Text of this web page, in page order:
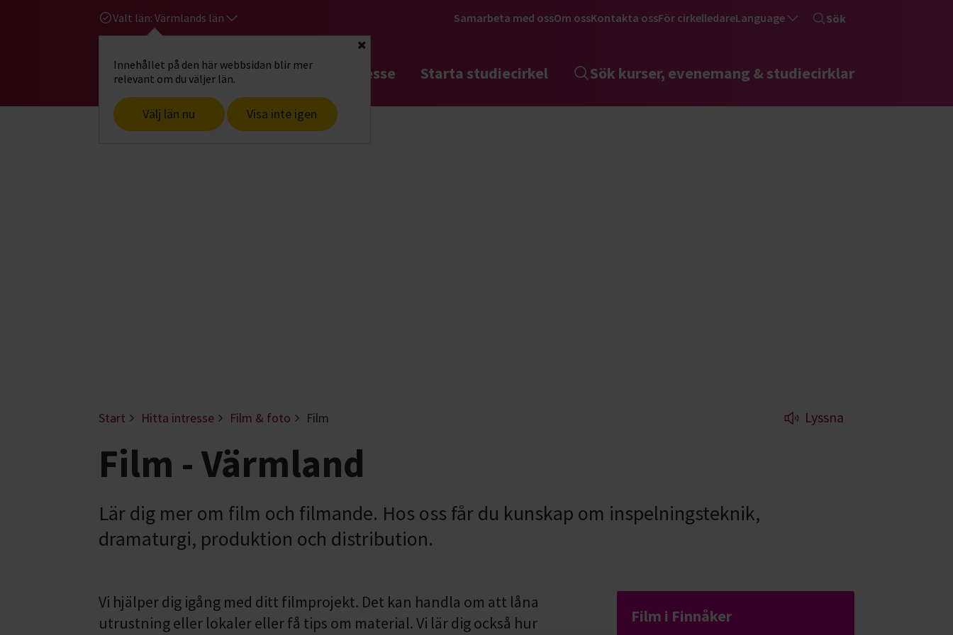
Valt län: Värmlands län
Innehållet på den här webbsidan blir mer
relevant om du väljer län.
Välj län nu Visa inte igen
Stäng
Samarbeta med ossOm ossKontakta ossFör cirkelledareLanguage Sök
Gå till studiefrämjandets startsidaHitta intresse Starta studiecirkel Sök kurser, evenemang & studiecirklar
Start Hitta intresse Film & foto Film Lyssna
Film - Värmland
Lär dig mer om film och filmande. Hos oss får du kunskap om inspelningsteknik,
dramaturgi, produktion och distribution.
Vi hjälper dig igång med ditt filmprojekt. Det kan handla om att låna
utrustning eller lokaler eller få tips om material. Vi lär dig också hur
Film i Finnåker